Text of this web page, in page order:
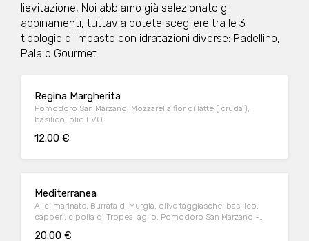
lievitazione, Noi abbiamo già selezionato gli
abbinamenti, tuttavia potete scegliere tra le 3
tipologie di impasto con idratazioni diverse: Padellino,
Pala o Gourmet
Regina Margherita
Pomodoro San Marzano, Mozzarella fior di latte ( cruda ),
basilico, olio EVO
12.00 €
Mediterranea
Alici marinate, Burrata di Murgia, olive taggiasche, basilico,
capperi, cipolla di Tropea, aglio, Pomodoro San Marzano -
20.00 €